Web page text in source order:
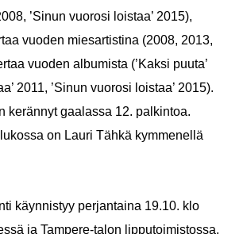
’Sinun vuorosi loistaa’ 2015),
vuoden miesartistina (2008, 2013,
vuoden albumista (’Kaksi puuta’
2011, ’Sinun vuorosi loistaa’ 2015).
kerännyt gaalassa 12. palkintoa.
on Lauri Tähkä kymmenellä
käynnistyy perjantaina 19.10. klo
ja Tampere-talon lipputoimistossa.